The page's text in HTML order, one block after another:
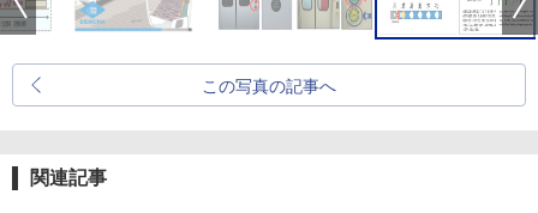
この写真の記事へ
関連記事